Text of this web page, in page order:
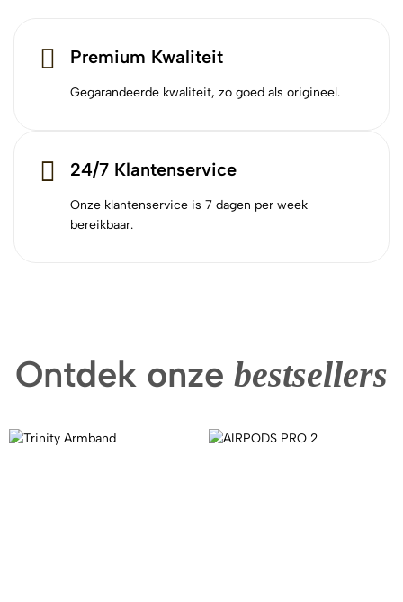
Premium Kwaliteit
Gegarandeerde kwaliteit, zo goed als origineel.
24/7 Klantenservice
Onze klantenservice is 7 dagen per week
bereikbaar.
Ontdek onze bestsellers